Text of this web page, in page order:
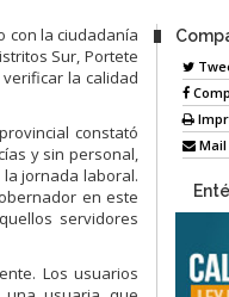
con la ciudadanía
Sur, Portete
la calidad
constató
y sin personal,
jornada laboral.
en este
servidores
Los usuarios
Mail